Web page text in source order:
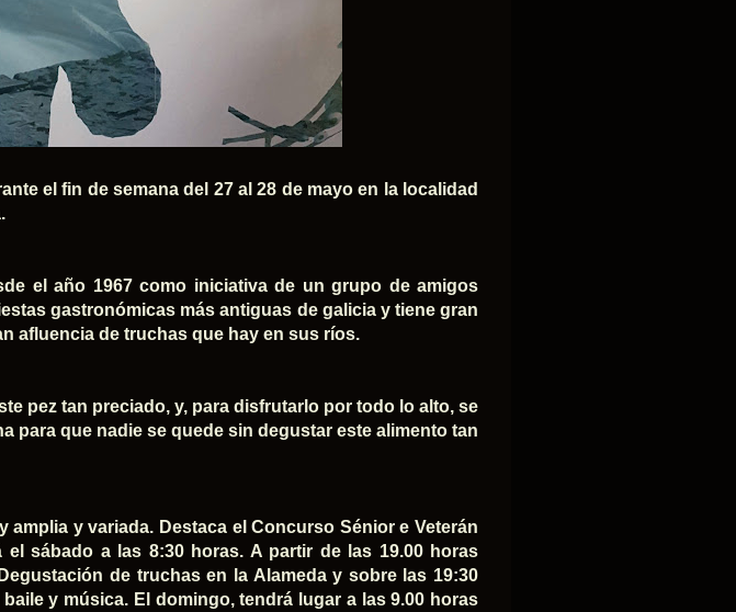
el fin de semana del 27 al 28 de mayo en la localidad
el año 1967 como iniciativa de un grupo de amigos
gastronómicas más antiguas de galicia y tiene gran
afluencia de truchas que hay en sus ríos.
pez tan preciado, y, para disfrutarlo por todo lo alto, se
para que nadie se quede sin degustar este alimento tan
amplia y variada. Destaca el Concurso Sénior e Veterán
sábado a las 8:30 horas. A partir de las 19.00 horas
de truchas en la Alameda y sobre las 19:30
y música. El domingo, tendrá lugar a las 9.00 horas